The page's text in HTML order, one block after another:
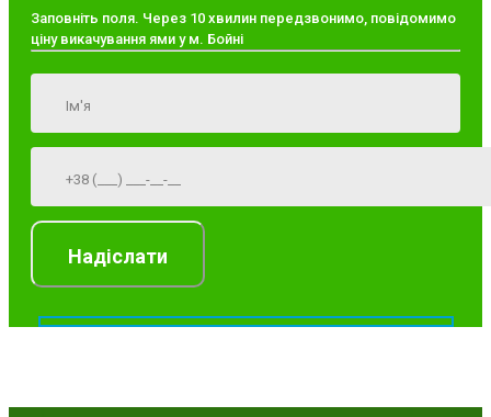
Заповніть поля. Через 10 хвилин передзвонимо, повідомимо
ціну викачування ями у м. Бойні